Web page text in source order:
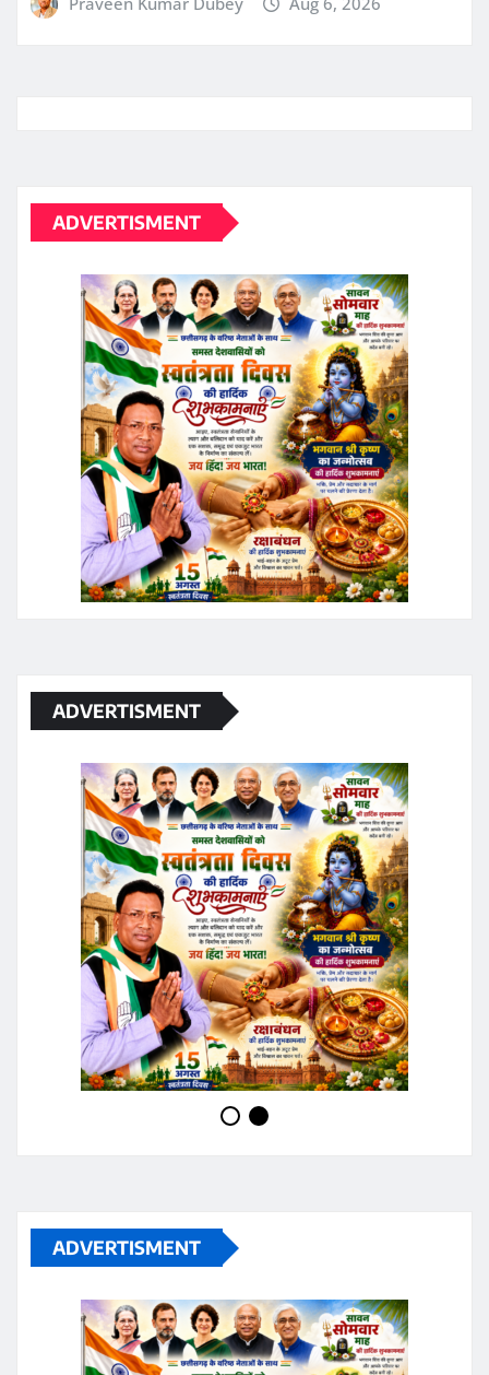
ADVERTISMENT